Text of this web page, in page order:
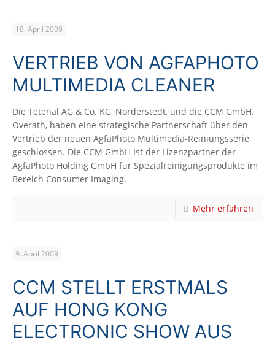
18. April 2009
VERTRIEB VON AGFAPHOTO
MULTIMEDIA CLEANER
Die Tetenal AG & Co. KG, Norderstedt, und die CCM GmbH,
Overath, haben eine strategische Partnerschaft über den
Vertrieb der neuen AgfaPhoto Multimedia-Reiniungsserie
geschlossen. Die CCM GmbH Ist der Lizenzpartner der
AgfaPhoto Holding GmbH für Spezialreinigungsprodukte im
Bereich Consumer Imaging.
Mehr erfahren
9. April 2009
CCM STELLT ERSTMALS
AUF HONG KONG
ELECTRONIC SHOW AUS